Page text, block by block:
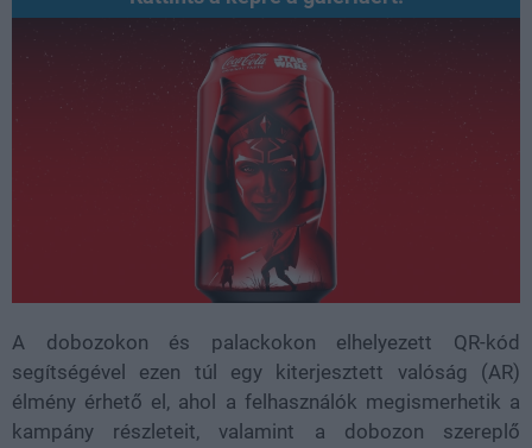
A dobozokon és palackokon elhelyezett QR-kód
segítségével ezen túl egy kiterjesztett valóság (AR)
élmény érhető el, ahol a felhasználók megismerhetik a
kampány részleteit, valamint a dobozon szereplő